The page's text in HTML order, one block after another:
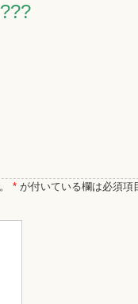
* が付いている欄は必須項